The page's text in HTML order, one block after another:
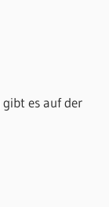
gibt es auf der